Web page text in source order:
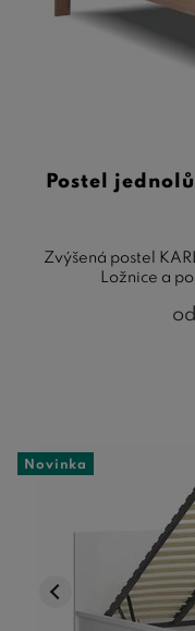
Postel
Zvýšená postel
Ložnice a
od
Novinka